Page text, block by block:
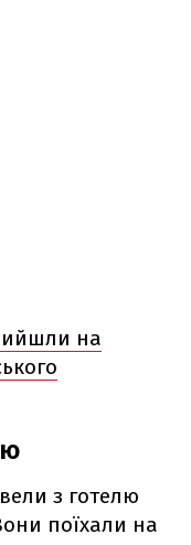
на
з готелю
поїхали на